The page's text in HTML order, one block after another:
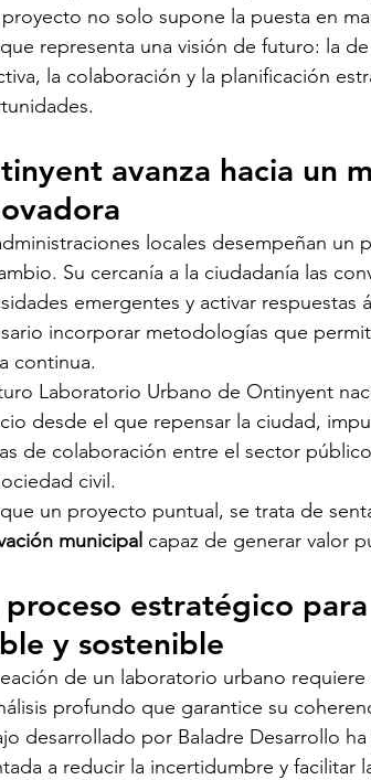
no solo supone la puesta en
representa una visión de futuro: la
la colaboración y la planificación
avanza hacia un
locales desempeñan un
Su cercanía a la ciudadanía las
emergentes y activar respuestas
incorporar metodologías que
continua.
Laboratorio Urbano de Ontinyent
desde el que repensar la ciudad,
de colaboración entre el sector
civil.
un proyecto puntual, se trata de
municipal capaz de generar valor
proceso estratégico
y sostenible
de un laboratorio urbano
profundo que garantice su
desarrollado por Baladre Desarrollo
a reducir la incertidumbre y facilitar